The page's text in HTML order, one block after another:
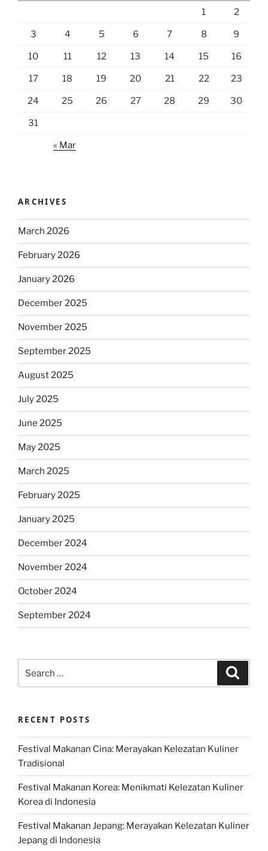
1 2
3 4 5 6 7 8 9
10 11 12 13 14 15 16
17 18 19 20 21 22 23
24 25 26 27 28 29 30
31
« Mar
ARCHIVES
March 2026
February 2026
January 2026
December 2025
November 2025
September 2025
August 2025
July 2025
June 2025
May 2025
March 2025
February 2025
January 2025
December 2024
November 2024
October 2024
September 2024
for:
RECENT POSTS
Festival Makanan Cina: Merayakan Kelezatan Kuliner
Tradisional
Festival Makanan Korea: Menikmati Kelezatan Kuliner
Korea di Indonesia
Festival Makanan Jepang: Merayakan Kelezatan Kuliner
Jepang di Indonesia